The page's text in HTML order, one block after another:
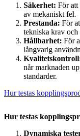
Säkerhet: För att
av mekaniskt fel.
Prestanda: För
tekniska krav och
Hållbarhet: För
långvarig
når marknaden
standarder.
Hur testas
Hur testas
Dynamiska